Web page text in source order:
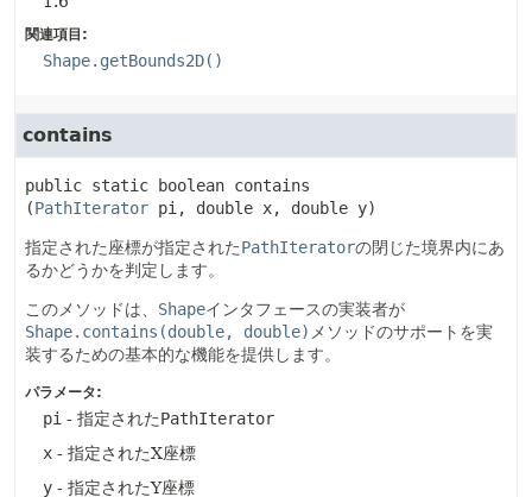
関連項目:
Shape.getBounds2D()
contains
public static boolean contains
(PathIterator pi, double x, double y)
指定された座標が指定されたPathIteratorの閉じた境界内にあ
るかどうかを判定します。
このメソッドは、 Shapeインタフェースの実装者が
Shape.contains(double, double) メソッドのサポートを実
装するための基本的な機能を提供します。
パラメータ:
pi - 指定されたPathIterator
x - 指定されたX座標
y - 指定されたY座標